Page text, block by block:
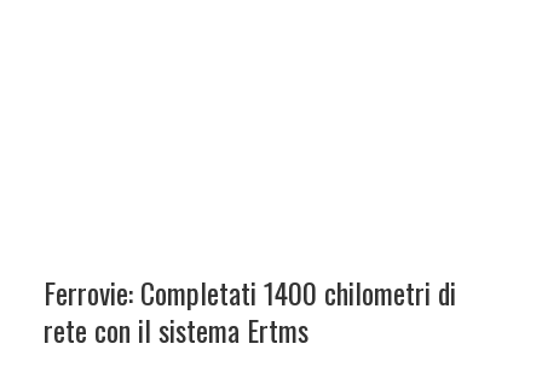
Ferrovie: Completati 1400 chilometri di
rete con il sistema Ertms